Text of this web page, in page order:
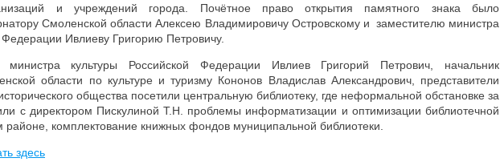
и учреждений города. Почётное право открытия памятного знака было
Смоленской области Алексею Владимировичу Островскому и заместителю министра
Федерации Ивлиеву Григорию Петровичу.
министра культуры Российской Федерации Ивлиев Григорий Петрович, начальник
области по культуре и туризму Кононов Владислав Александрович, представители
общества посетили центральную библиотеку, где неформальной обстановке за
с директором Пискулиной Т.Н. проблемы информатизации и оптимизации библиотечной
районе, комплектование книжных фондов муниципальной библиотеки.
здесь